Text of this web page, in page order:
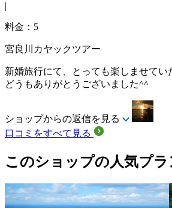
|
料金：5
宮良川カヤックツアー
新婚旅行にて、とっても楽しませてい
どうもありがとうございました^^
ショップからの返信を見る
口コミをすべて見る
このショップの人気プラ